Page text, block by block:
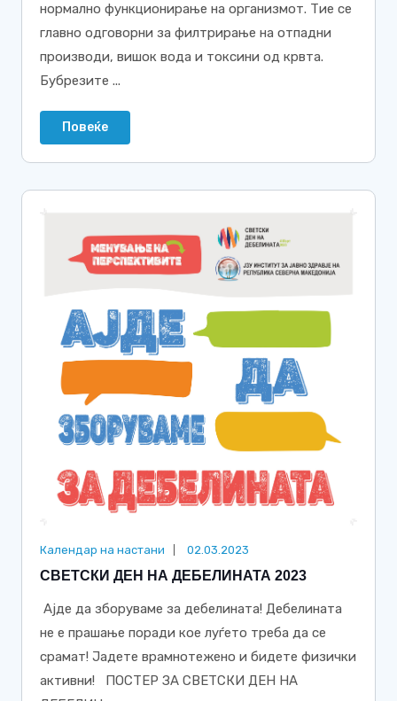
нормално функционирање на организмот. Тие се
главно одговорни за филтрирање на отпадни
производи, вишок вода и токсини од крвта.
Бубрезите ...
Повеќе
Календар на настани 02.03.2023
СВЕТСКИ ДЕН НА ДЕБЕЛИНАТА 2023
Ајде да зборуваме за дебелината! Дебелината
не е прашање поради кое луѓето треба да се
срамат! Јадете врамнотежено и бидете физички
активни! ПОСТЕР ЗА СВЕТСКИ ДЕН НА